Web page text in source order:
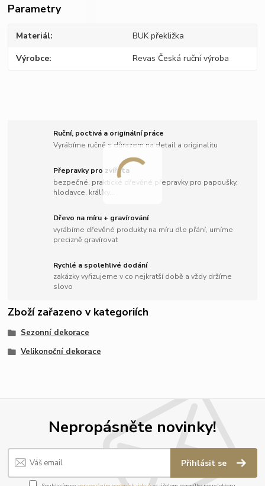
Parametry
Materiál BUK překližka
Výrobce Revas Česká ruční výroba
Ruční, poctivá a originální práce
Vyrábíme ručně s důrazem na detail a originalitu
Přepravky pro zvířata
bezpečné, praktické dřevěné přepravky pro papoušky,
hlodavce, králíky...
Dřevo na míru + gravírování
vyrábíme dřevěné produkty na míru dle přání, umíme
precizně gravírovat
Rychlé a spolehlivé dodání
zakázky vyřizujeme v co nejkratší době a vždy držíme
slovo
Zboží zařazeno v kategoriích
Sezonní dekorace
Velikonoční dekorace
Nepropásněte novinky!
Přihlásit se